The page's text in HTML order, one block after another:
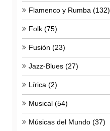
Flamenco y Rumba (132)
Folk (75)
Fusión (23)
Jazz-Blues (27)
Lírica (2)
Musical (54)
Músicas del Mundo (37)